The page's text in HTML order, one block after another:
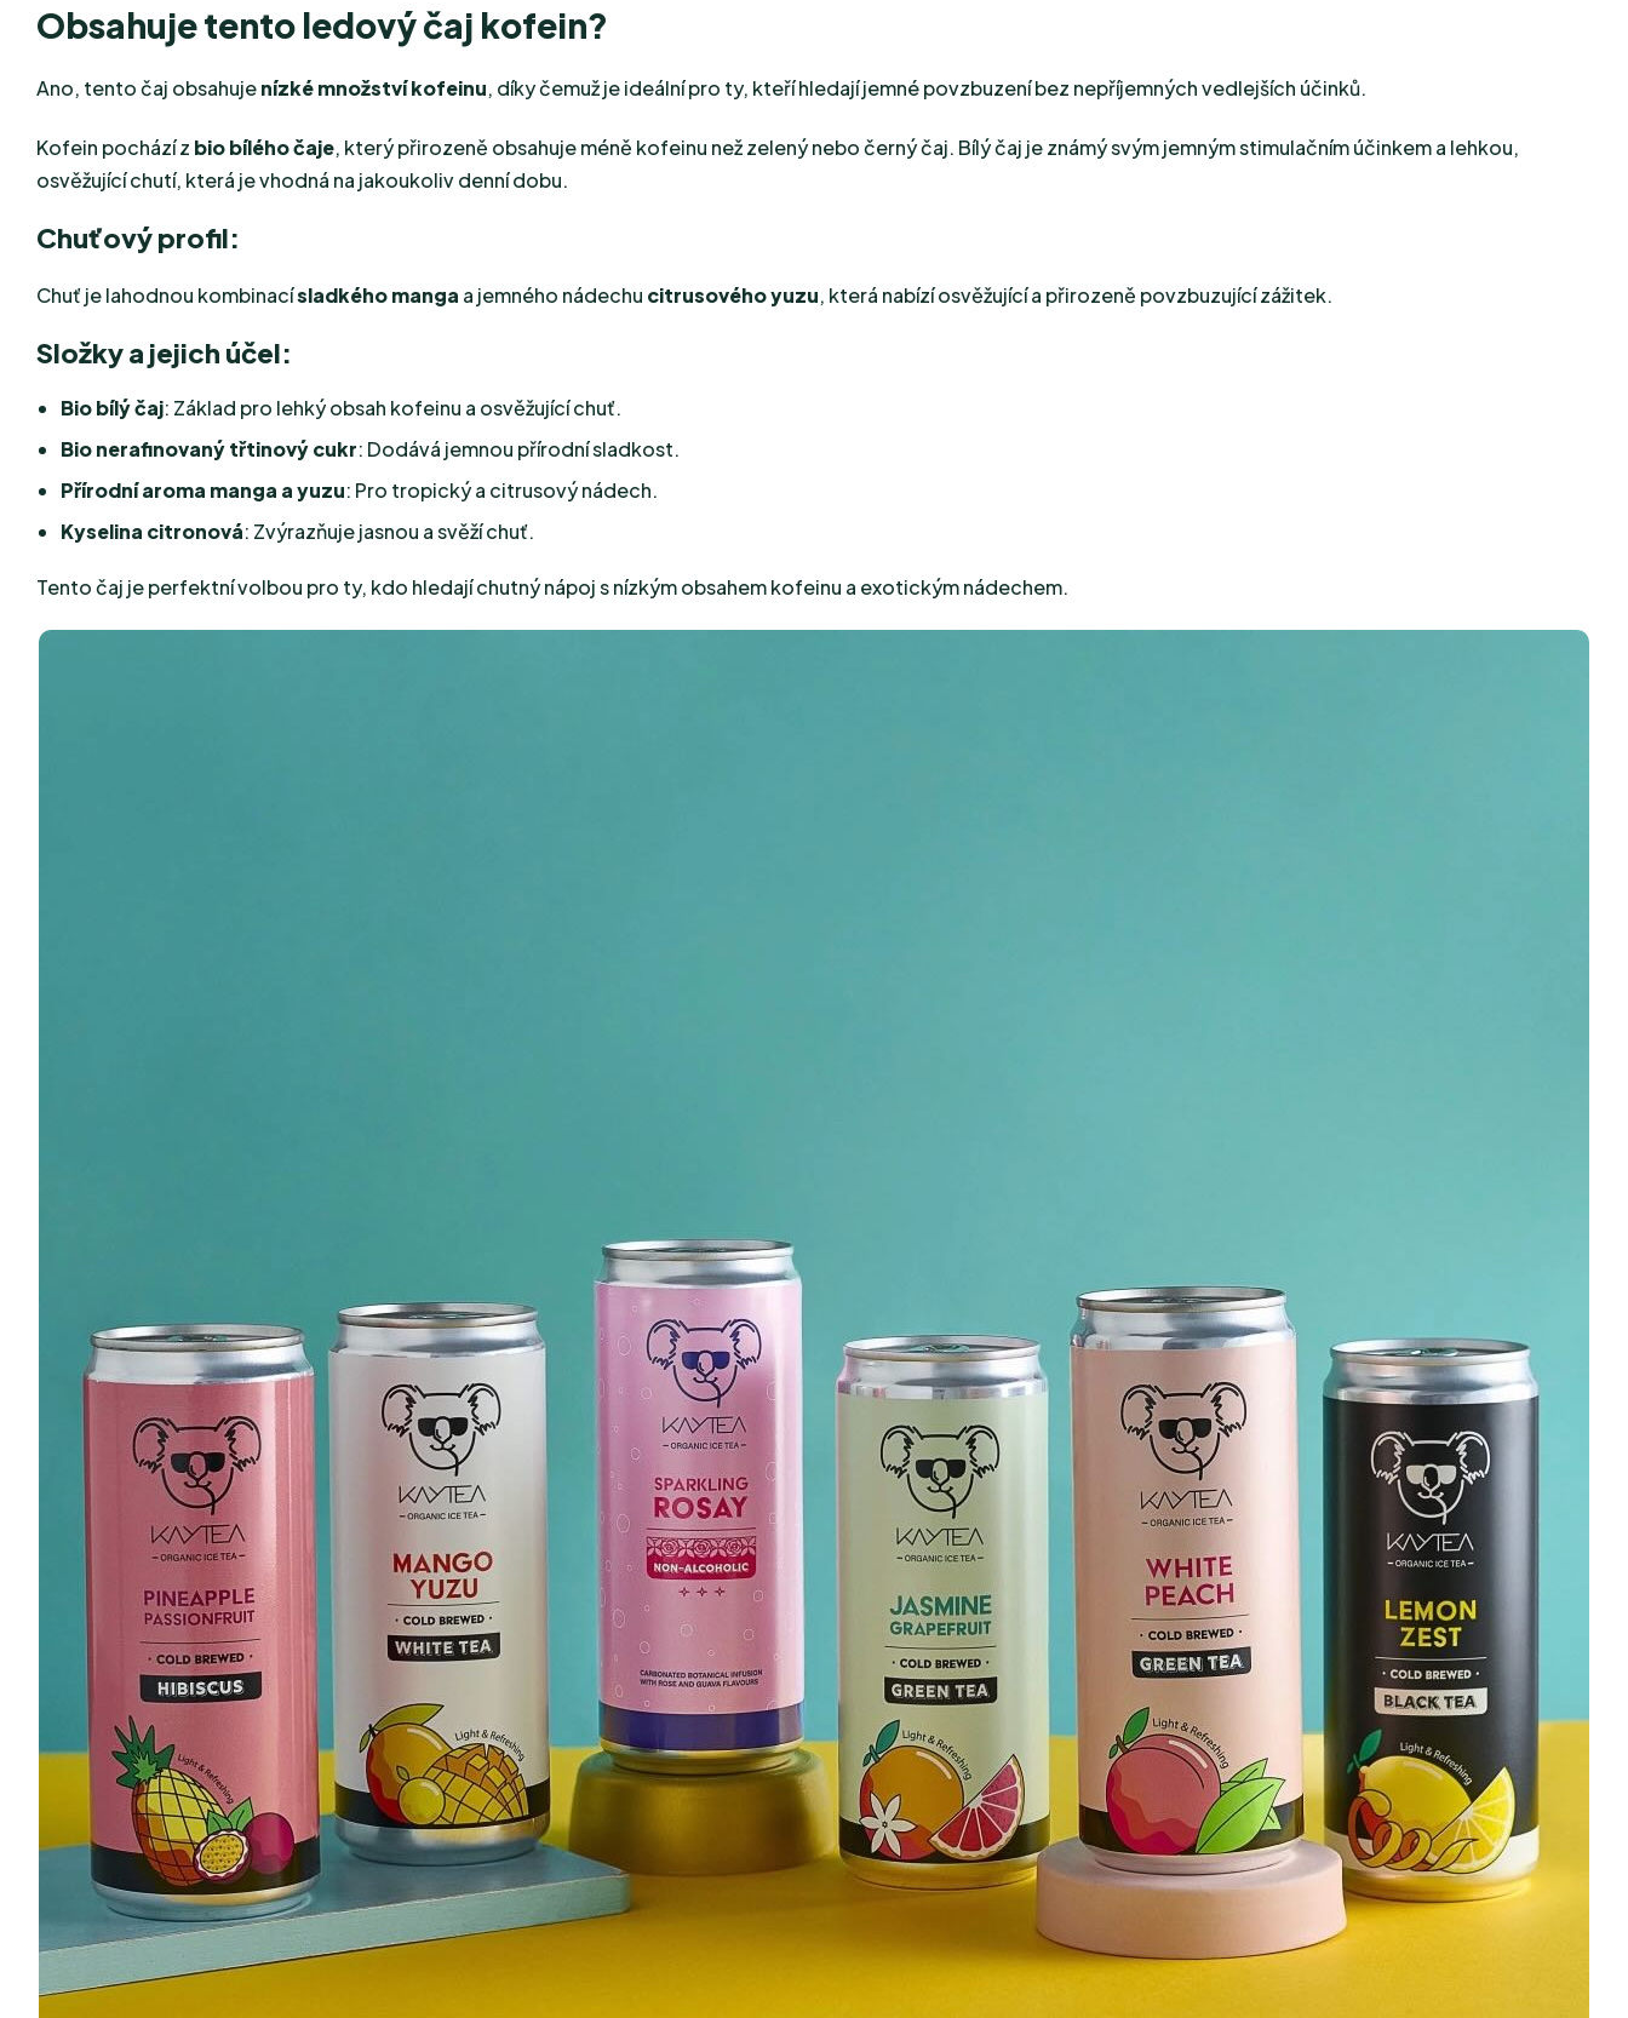
Obsahuje tento ledový čaj kofein?
Ano, tento čaj obsahujenízké množství kofeinu, díky čemuž je ideální pro ty, kteří hledají jemné povzbuzení bez nepříjemných vedlejších účinků.
Kofein pochází z bio bílého čaje, který přirozeně obsahuje méně kofeinu než zelený nebo černý čaj. Bílý čaj je známý svým jemným stimulačním účinkem a lehkou,
osvěžující chutí, která je vhodná na jakoukoliv denní dobu.
Chuťový profil:
Chuť je lahodnou kombinacísladkého manga a jemného nádechu citrusového yuzu, která nabízí osvěžující a přirozeně povzbuzující zážitek.
Složky a jejich účel:
Bio bílý čaj: Základ pro lehký obsah kofeinu a osvěžující chuť.
Bio nerafinovaný třtinový cukr: Dodává jemnou přírodní sladkost.
Přírodní aroma manga a yuzu: Pro tropický a citrusový nádech.
Kyselina citronová: Zvýrazňuje jasnou a svěží chuť.
Tento čaj je perfektní volbou pro ty, kdo hledají chutný nápoj s nízkým obsahem kofeinu a exotickým nádechem.